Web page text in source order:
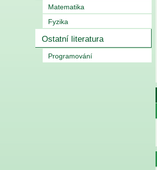
Matematika
Fyzika
Ostatní literatura
Programování